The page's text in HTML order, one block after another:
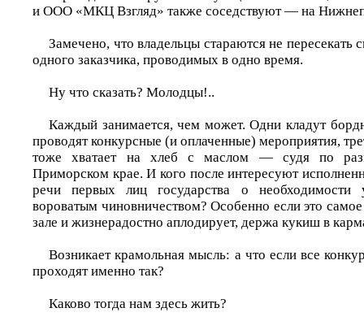
и ООО «МКЦ Взгляд» также соседствуют — на
Замечено, что владельцы стараются не пересекать
одного заказчика, проводимых в одно время.
Ну что сказать? Молодцы!..
Каждый занимается, чем может. Одни кладут
проводят конкурсные (и оплаченные) мероприятия,
тоже хватает на хлеб с маслом — судя по
Приморском крае. И кого после интересуют
речи первых лиц государства о необходимости
вороватым чиновничеством? Особенно если это
зале и жизнерадостно аплодирует, держа кукиш в
Возникает крамольная мысль: а что если все
проходят именно так?
Каково тогда нам здесь жить?